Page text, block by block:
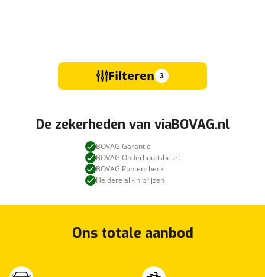
Filteren 3
De zekerheden van viaBOVAG.nl
BOVAG Garantie
BOVAG Onderhoudsbeurt
BOVAG Puntencheck
Heldere all-in prijzen
Ons totale aanbod